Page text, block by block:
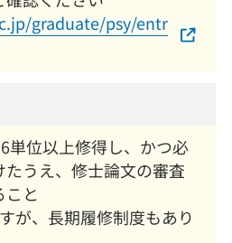
graduate/psy/entr
単位以上修得し、かつ必
うえ、修士論文の審査
と
が、長期履修制度もあり